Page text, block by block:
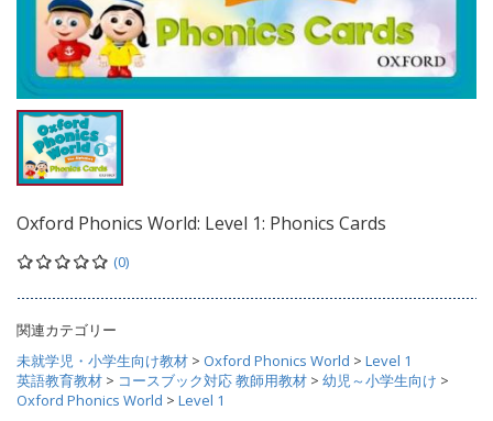
Oxford Phonics World: Level 1: Phonics Cards
(0)
関連カテゴリー
未就学児・小学生向け教材 > Oxford Phonics World > Level 1
英語教育教材 > コースブック対応 教師用教材 > 幼児～小学生向け >
Oxford Phonics World > Level 1